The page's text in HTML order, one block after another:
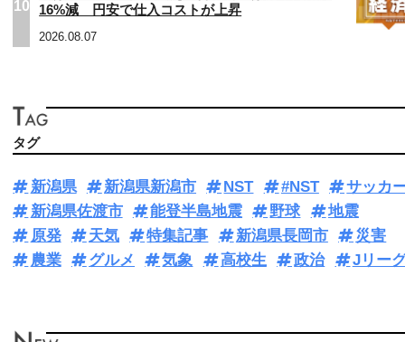
10
16%減 円安で仕入コストが上昇
2026.08.07
タグ
新潟県 新潟県新潟市 NST #NST
サッカ
新潟県佐渡市
能登半島地震 野球
地震
原発
天気 特集記事 新潟県長岡市
災害
農業
グルメ 気象 高校生 政治 Jリー